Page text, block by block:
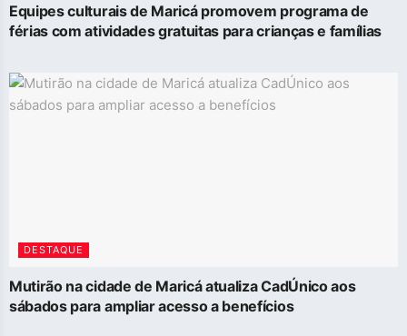
Equipes culturais de Maricá promovem programa de
férias com atividades gratuitas para crianças e famílias
DESTAQUE
Mutirão na cidade de Maricá atualiza CadÚnico aos
sábados para ampliar acesso a benefícios